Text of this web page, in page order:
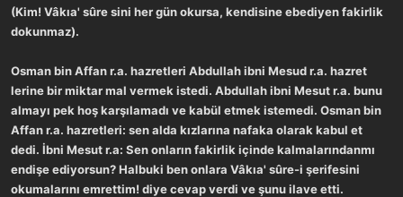
(Kim! Vâkıa' sûre sini her gün okursa, kendisine ebediyen fakirlik
dokunmaz).
Osman bin Affan r.a. hazretleri Abdullah ibni Mesud r.a. hazret
lerine bir miktar mal vermek istedi. Abdullah ibni Mesut r.a. bunu
almayı pek hoş karşılamadı ve kabül etmek istemedi. Osman bin
Affan r.a. hazretleri: sen alda kızlarına nafaka olarak kabul et
dedi. İbni Mesut r.a: Sen onların fakirlik içinde kalmalarındanmı
endişe ediyorsun? Halbuki ben onlara Vâkıa' sûre-i şerifesini
okumalarını emrettim! diye cevap verdi ve şunu ilave etti.